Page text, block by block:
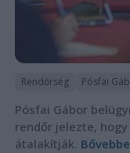
Rendőrség Pósfai
Pósfai Gábor
rendőr jelezte,
átalakítják.